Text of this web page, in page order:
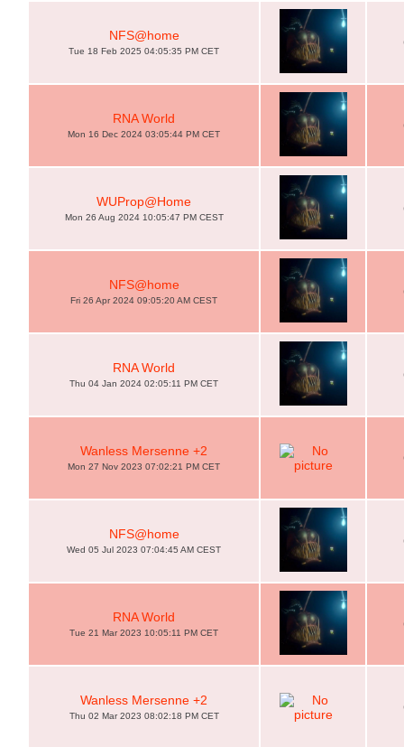
NFS@home
Tue 18 Feb 2025 04:05:35 PM CET
RNA World
Mon 16 Dec 2024 03:05:44 PM CET
WUProp@Home
Mon 26 Aug 2024 10:05:47 PM CEST
NFS@home
Fri 26 Apr 2024 09:05:20 AM CEST
RNA World
Thu 04 Jan 2024 02:05:11 PM CET
Wanless Mersenne +2
Mon 27 Nov 2023 07:02:21 PM CET
NFS@home
Wed 05 Jul 2023 07:04:45 AM CEST
RNA World
Tue 21 Mar 2023 10:05:11 PM CET
Wanless Mersenne +2
Thu 02 Mar 2023 08:02:18 PM CET